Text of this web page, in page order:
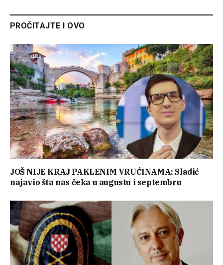
PROČITAJTE I OVO
JOŠ NIJE KRAJ PAKLENIM VRUĆINAMA: Sladić
najavio šta nas čeka u augustu i septembru